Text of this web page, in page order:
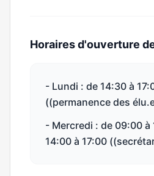
Horaires d'ouverture
- Lundi : de 14:30 à
((permanence des
- Mercredi : de 09:00 à
14:00 à 17:00